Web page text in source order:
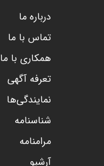
درباره ما
تماس با ما
همکاری با ما
تعرفه آگهی
نمایندگی‌ها
شناسنامه
مرامنامه
آرشیو